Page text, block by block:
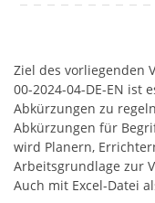
Ziel des vorliegenden
00-2024-04-DE-EN ist
Abkürzungen zu
Abkürzungen für
wird Planern,
Arbeitsgrundlage zur
Auch mit Excel-Datei